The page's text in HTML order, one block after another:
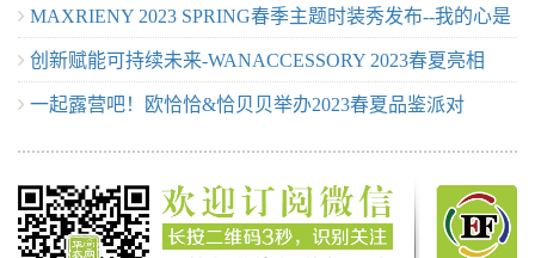
落幕
MAXRIENY 2023 SPRING春季主题时装秀发布--我的心是
万花筒
创新赋能可持续未来-WANACCESSORY 2023春夏亮相
MODE上海服装服饰展
一起露营吧！欧恰恰&恰贝贝举办2023春夏品鉴派对